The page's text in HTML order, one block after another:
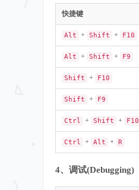
快捷键
Alt + Shift + F10
Alt + Shift + F9
Shift + F10
Shift + F9
Ctrl + Shift + F10
Ctrl + Alt + R
4、调试(Debugging)